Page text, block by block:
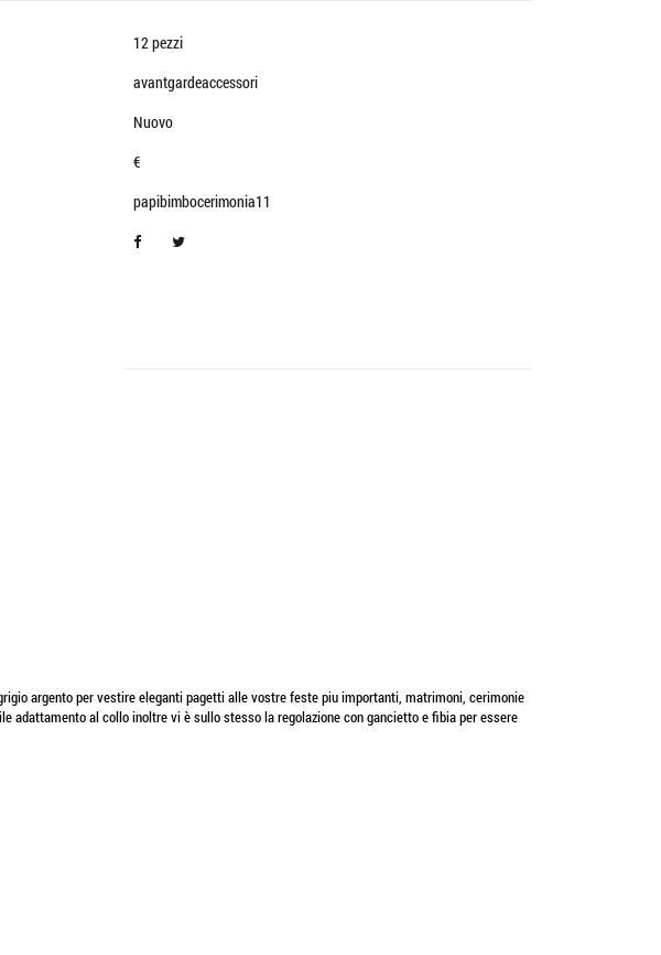
12 pezzi
avantgardeaccessori
Nuovo
€
papibimbocerimonia11
argento per vestire eleganti pagetti alle vostre feste piu importanti, matrimoni, cerimonie
adattamento al collo inoltre vi è sullo stesso la regolazione con gancietto e fibia per essere